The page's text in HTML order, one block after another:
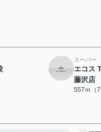
スーパー
エコス
藤沢店
557ｍ（7